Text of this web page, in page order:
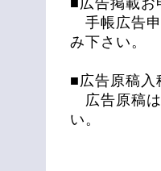
■広告掲載お
手帳広告申
み下さい。
■広告原稿入
広告原稿は
い。